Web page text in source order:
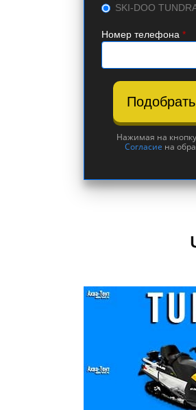
SKI-DOO
Номер телефона *
Нажимая на
Согласие на